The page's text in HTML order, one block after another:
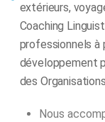
extérieurs,
Coaching
professionnels à
développement
des
Nous